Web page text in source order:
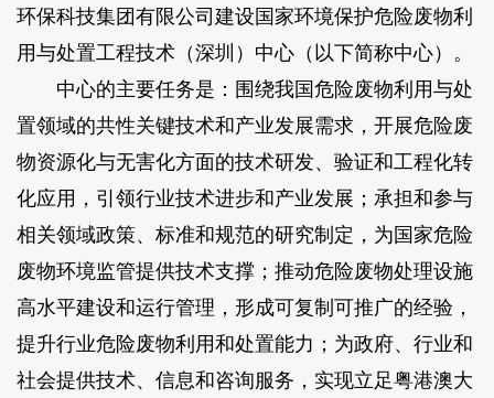
环保科技集团有限公司建设国家环境保护危险废物利
用与处置工程技术（深圳）中心（以下简称中心）。
中心的主要任务是：围绕我国危险废物利用与处
置领域的共性关键技术和产业发展需求，开展危险废
物资源化与无害化方面的技术研发、验证和工程化转
化应用，引领行业技术进步和产业发展；承担和参与
相关领域政策、标准和规范的研究制定，为国家危险
废物环境监管提供技术支撑；推动危险废物处理设施
高水平建设和运行管理，形成可复制可推广的经验，
提升行业危险废物利用和处置能力；为政府、行业和
社会提供技术、信息和咨询服务，实现立足粤港澳大